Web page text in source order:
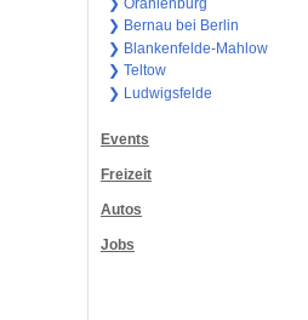
❯ Oranienburg
❯ Bernau bei Berlin
❯ Blankenfelde-Mahlow
❯ Teltow
❯ Ludwigsfelde
Events
Freizeit
Autos
Jobs